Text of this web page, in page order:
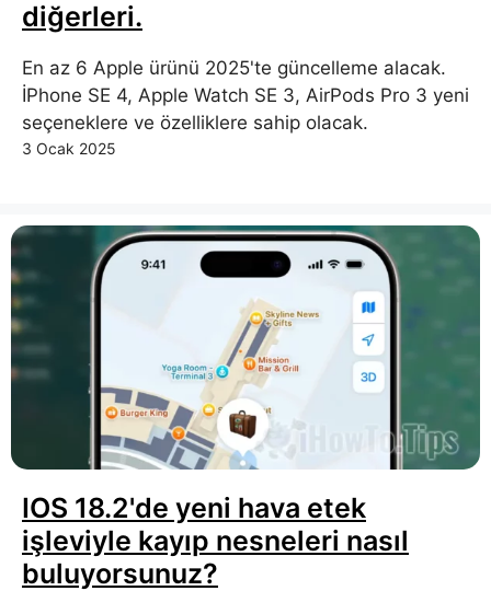
diğerleri.
En az 6 Apple ürünü 2025'te güncelleme alacak.
İPhone SE 4, Apple Watch SE 3, AirPods Pro 3 yeni
seçeneklere ve özelliklere sahip olacak.
3 Ocak 2025
IOS 18.2'de yeni hava etek
işleviyle kayıp nesneleri nasıl
buluyorsunuz?